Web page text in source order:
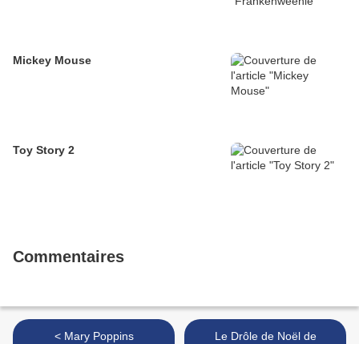
Mickey Mouse
Toy Story 2
Commentaires
< Mary Poppins
Le Drôle de Noël de